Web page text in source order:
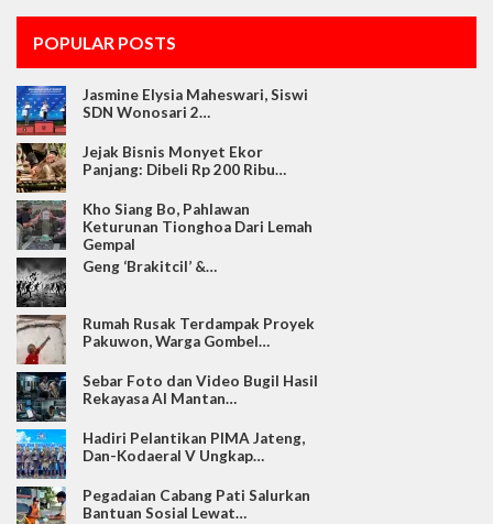
POPULAR POSTS
Jasmine Elysia Maheswari, Siswi
SDN Wonosari 2…
Jejak Bisnis Monyet Ekor
Panjang: Dibeli Rp 200 Ribu…
Kho Siang Bo, Pahlawan
Keturunan Tionghoa Dari Lemah
Gempal
Geng ‘Brakitcil’ &…
Rumah Rusak Terdampak Proyek
Pakuwon, Warga Gombel…
Sebar Foto dan Video Bugil Hasil
Rekayasa AI Mantan…
Hadiri Pelantikan PIMA Jateng,
Dan-Kodaeral V Ungkap…
Pegadaian Cabang Pati Salurkan
Bantuan Sosial Lewat…